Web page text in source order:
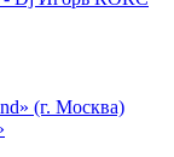
(г. Москва)